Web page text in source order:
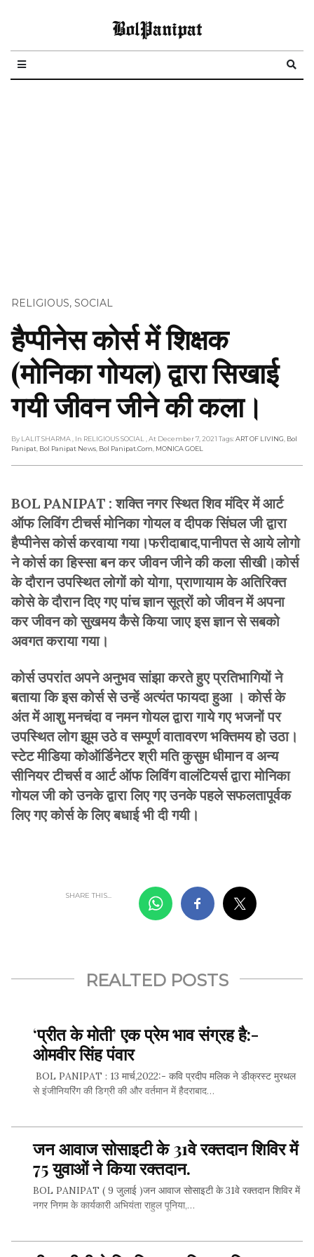
BolPanipat
RELIGIOUS, SOCIAL
हैप्पीनेस कोर्स में शिक्षक
(मोनिका गोयल) द्वारा सिखाई
गयी जीवन जीने की कला।
By LALIT SHARMA , In RELIGIOUS SOCIAL , At December 7, 2021 Tags:ART OF LIVING Bol
Panipat Bol Panipat News Bol Panipat.com MONICA GOEL
BOL PANIPAT : शक्ति नगर स्थित शिव मंदिर में आर्ट
ऑफ लिविंग टीचर्स मोनिका गोयल व दीपक सिंघल जी द्वारा
हैप्पीनेस कोर्स करवाया गया।फरीदाबाद,पानीपत से आये लोगो
ने कोर्स का हिस्सा बन कर जीवन जीने की कला सीखी।कोर्स
के दौरान उपस्थित लोगों को योगा, प्राणायाम के अतिरिक्त
कोसे के दौरान दिए गए पांच ज्ञान सूत्रों को जीवन में अपना
कर जीवन को सुखमय कैसे किया जाए इस ज्ञान से सबको
अवगत कराया गया।
कोर्स उपरांत अपने अनुभव सांझा करते हुए प्रतिभागियों ने
बताया कि इस कोर्स से उन्हें अत्यंत फायदा हुआ । कोर्स के
अंत में आशु मनचंदा व नमन गोयल द्वारा गाये गए भजनों पर
उपस्थित लोग झूम उठे व सम्पूर्ण वातावरण भक्तिमय हो उठा।
स्टेट मीडिया कोऑर्डिनेटर श्री मति कुसुम धीमान व अन्य
सीनियर टीचर्स व आर्ट ऑफ लिविंग वालंटियर्स द्वारा मोनिका
गोयल जी को उनके द्वारा लिए गए उनके पहले सफलतापूर्वक
लिए गए कोर्स के लिए बधाई भी दी गयी।
SHARE THIS...
REALTED POSTS
‘प्रीत के मोती’ एक प्रेम भाव संग्रह है:-
ओमवीर सिंह पंवार
BOL PANIPAT : 13 मार्च,2022:- कवि प्रदीप मलिक ने डीक्रस्ट मुरथल
से इंजीनियरिंग की डिग्री की और वर्तमान में हैदराबाद…
SHARE THIS...
जन आवाज सोसाइटी के 31वे रक्तदान शिविर में
75 युवाओं ने किया रक्तदान.
BOL PANIPAT ( 9 जुलाई )जन आवाज सोसाइटी के 31वे रक्तदान शिविर में
नगर निगम के कार्यकारी अभियंता राहुल पूनिया,…